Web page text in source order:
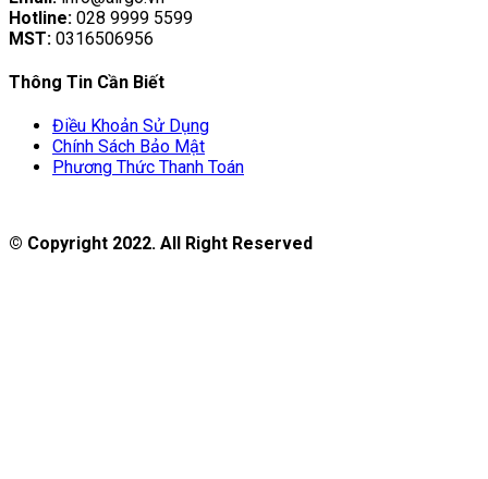
Hotline: 028 9999 5599
MST: 0316506956
Thông Tin Cần Biết
Điều Khoản Sử Dụng
Chính Sách Bảo Mật
Phương Thức Thanh Toán
© Copyright 2022. All Right Reserved